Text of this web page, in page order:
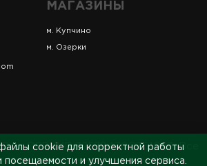
МАГАЗИНЫ
м. Купчино
м. Озерки
ОГРНИП 325784700361023. Все
права защищены.
cookie для корректной работы
посещаемости и улучшения сервиса.